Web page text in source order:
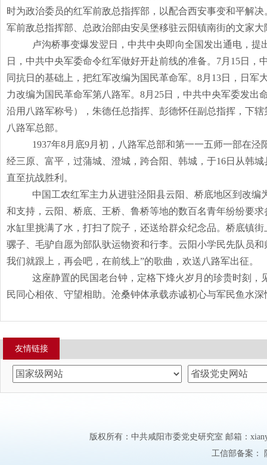
时为政治委员的红军前敌总指挥部，以配合西安事变和平解
军前敌总指挥部、总政治部由安吴堡移驻云阳镇南街的文家大
卢沟桥事变爆发翌日，中共中央即向全国发出通电，
日，中共中央军委命令红军做好开赴前线的准备。7月15日
同抗日的基础上，把红军改编为国民革命军。8月13日，日
力改编为国民革命军第八路军。8月25日，中共中央军委发
沿用八路军称号），朱德任总指挥、彭德怀任副总指挥，下
八路军总部。
1937年8月底9月初，八路军总部和第一一五师一部在
经三原、富平，过蒲城、澄城，跨合阳、韩城，于16日从韩
直至抗战胜利。
中国工农红军主力从进驻泾阳县云阳、桥底地区到改
和支持，云阳、桥底、王桥、鲁桥等地的数百名青年纷纷要
水缸里挑满了水，打扫了院子，还送给群众纪念品。桥底镇
骡子、毛驴自愿为部队驮运物资和行李。云阳小学民先队员和
我们就跟上，再会吧，在前线上”的歌曲，欢送八路军出征。
这座静置的民国老台钟，定格下烽火岁月的珍贵时刻
民同心相依、守望相助。沧桑钟体承载赤诚初心与军民鱼水
友情链接
版权所有：中共咸阳市委党史研究室 邮箱：
工信部备案：